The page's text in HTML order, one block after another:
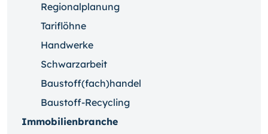
Regionalplanung
Tariflöhne
Handwerke
Schwarzarbeit
Baustoff(fach)handel
Baustoff-Recycling
Immobilienbranche